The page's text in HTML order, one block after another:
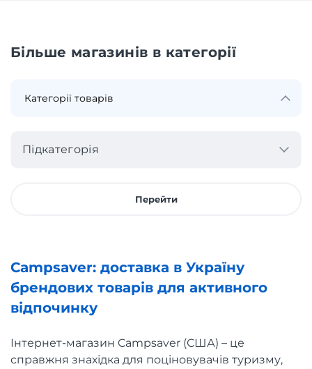
Більше магазинів в категорії
Підкатегорія
Перейти
Campsaver: доставка в Україну
брендових товарів для активного
відпочинку
Інтернет-магазин Campsaver (США) – це
справжня знахідка для поціновувачів туризму,